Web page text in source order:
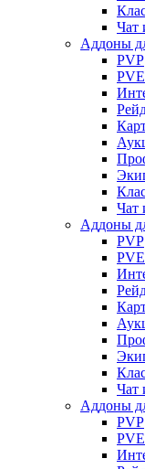
Чат
Аддоны
PVP
PVE
Чат
Аддоны
PVP
PVE
Чат
Аддоны
PVP
PVE